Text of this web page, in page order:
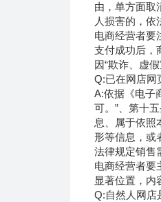
由，单方面取
人损害的，依
电商经营者要
支付成功后，
因“欺诈、虚
Q:已在网店网
A:依据《电子
可。”、第十
息、属于依照
形等信息，或
法律规定销售
电商经营者要
显著位置，内
Q:自然人网店